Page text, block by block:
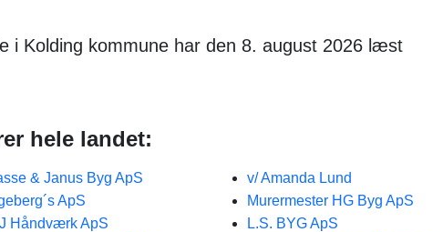
i Kolding kommune har den 8. august 2026 læst
hele landet:
& Janus Byg ApS
ApS
Håndværk ApS
v/ Amanda Lund
Murermester HG Byg ApS
L.S. BYG ApS